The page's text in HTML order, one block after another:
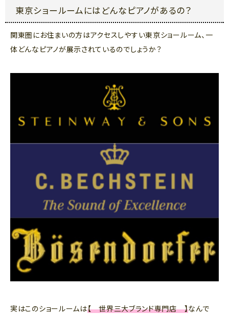
東京ショールームにはどんなピアノがあるの？
関東圏にお住まいの方はアクセスしやすい東京ショールーム、一
体どんなピアノが展示されているのでしょうか？
実はこのショールームは【 世界三大ブランド専門店 】なんで